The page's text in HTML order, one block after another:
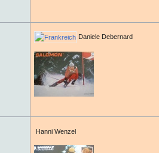
Daniele Debernard
Hanni Wenzel